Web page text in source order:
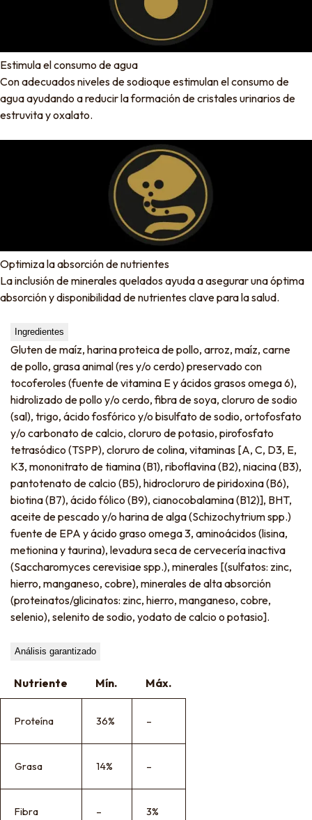
Estimula el consumo de agua
Con adecuados niveles de sodioque estimulan el consumo de
agua ayudando a reducir la formación de cristales urinarios de
estruvita y oxalato.
Optimiza la absorción de nutrientes
La inclusión de minerales quelados ayuda a asegurar una óptima
absorción y disponibilidad de nutrientes clave para la salud.
Ingredientes
Gluten de maíz, harina proteica de pollo, arroz, maíz, carne
de pollo, grasa animal (res y/o cerdo) preservado con
tocoferoles (fuente de vitamina E y ácidos grasos omega 6),
hidrolizado de pollo y/o cerdo, fibra de soya, cloruro de sodio
(sal), trigo, ácido fosfórico y/o bisulfato de sodio, ortofosfato
y/o carbonato de calcio, cloruro de potasio, pirofosfato
tetrasódico (TSPP), cloruro de colina, vitaminas [A, C, D3, E,
K3, mononitrato de tiamina (B1), riboflavina (B2), niacina (B3),
pantotenato de calcio (B5), hidrocloruro de piridoxina (B6),
biotina (B7), ácido fólico (B9), cianocobalamina (B12)], BHT,
aceite de pescado y/o harina de alga (Schizochytrium spp.)
fuente de EPA y ácido graso omega 3, aminoácidos (lisina,
metionina y taurina), levadura seca de cervecería inactiva
(Saccharomyces cerevisiae spp.), minerales [(sulfatos: zinc,
hierro, manganeso, cobre), minerales de alta absorción
(proteinatos/glicinatos: zinc, hierro, manganeso, cobre,
selenio), selenito de sodio, yodato de calcio o potasio].
Análisis garantizado
Nutriente Mín. Máx.
Proteína 36% –
Grasa 14% –
Fibra – 3%